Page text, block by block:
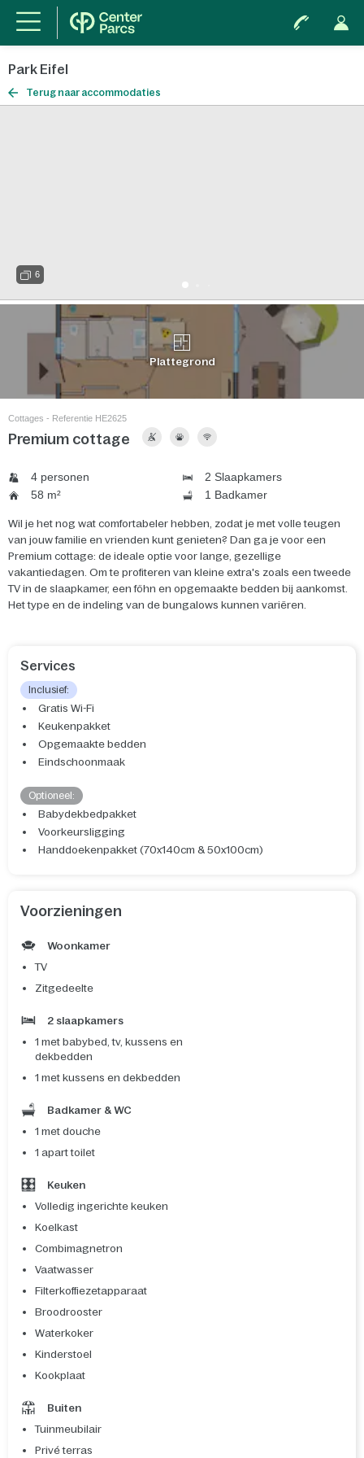
Park Eifel
Terug naar accommodaties
6
Plattegrond
Cottages - Referentie HE2625
Premium cottage
4 personen
2 Slaapkamers
58 m²
1 Badkamer
Wil je het nog wat comfortabeler hebben, zodat je met volle teugen
van jouw familie en vrienden kunt genieten? Dan ga je voor een
Premium cottage: de ideale optie voor lange, gezellige
vakantiedagen. Om te profiteren van kleine extra's zoals een tweede
TV in de slaapkamer, een föhn en opgemaakte bedden bij aankomst.
Het type en de indeling van de bungalows kunnen variëren.
Services
Inclusief:
Gratis Wi-Fi
Keukenpakket
Opgemaakte bedden
Eindschoonmaak
Optioneel:
Babydekbedpakket
Voorkeursligging
Handdoekenpakket (70x140cm & 50x100cm)
Voorzieningen
Woonkamer
TV
Zitgedeelte
2 slaapkamers
1 met babybed, tv, kussens en
dekbedden
1 met kussens en dekbedden
Badkamer & WC
1 met douche
1 apart toilet
Keuken
Volledig ingerichte keuken
Koelkast
Combimagnetron
Vaatwasser
Filterkoffiezetapparaat
Broodrooster
Waterkoker
Kinderstoel
Kookplaat
Buiten
Tuinmeubilair
Privé terras